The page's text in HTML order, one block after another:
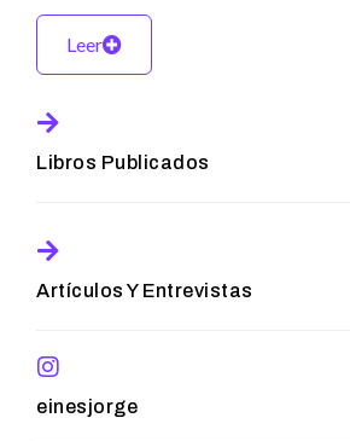
Leer
Libros Publicados
Artículos Y Entrevistas
einesjorge